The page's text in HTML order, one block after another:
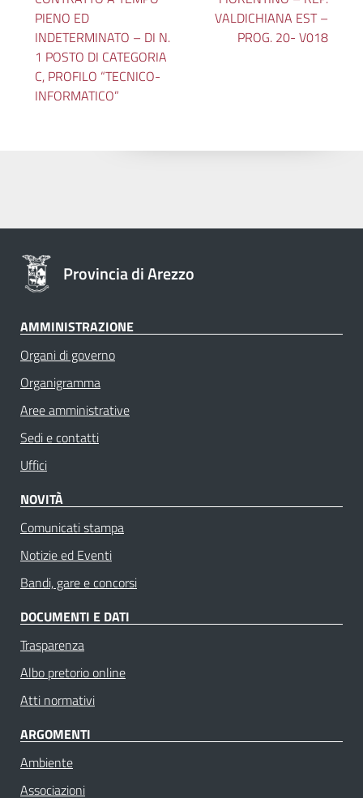
PIENO ED
INDETERMINATO – DI N.
1 POSTO DI CATEGORIA
C, PROFILO “TECNICO-
INFORMATICO”
VALDICHIANA EST –
PROG. 20- V018
Provincia di Arezzo
AMMINISTRAZIONE
Organi di governo
Organigramma
Aree amministrative
Sedi e contatti
Uffici
NOVITÀ
Comunicati stampa
Notizie ed Eventi
Bandi, gare e concorsi
DOCUMENTI E DATI
Trasparenza
Albo pretorio online
Atti normativi
ARGOMENTI
Ambiente
Associazioni